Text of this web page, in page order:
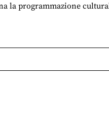
la programmazione